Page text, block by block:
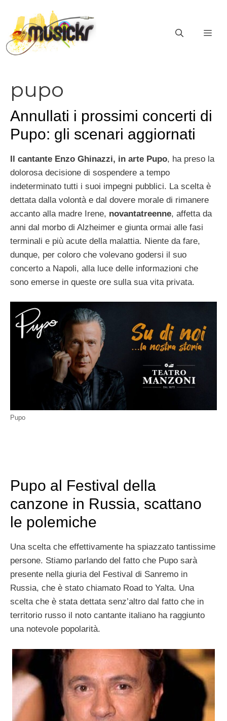
contenuto
pupo
Annullati i prossimi concerti di
Pupo: gli scenari aggiornati
Il cantante Enzo Ghinazzi, in arte Pupo, ha preso la
dolorosa decisione di sospendere a tempo
indeterminato tutti i suoi impegni pubblici. La scelta è
dettata dalla volontà e dal dovere morale di rimanere
accanto alla madre Irene, novantatreenne, affetta da
anni dal morbo di Alzheimer e giunta ormai alle fasi
terminali e più acute della malattia. Niente da fare,
dunque, per coloro che volevano godersi il suo
concerto a Napoli, alla luce delle informazioni che
sono emerse in queste ore sulla sua vita privata.
Pupo
Pupo al Festival della
canzone in Russia, scattano
le polemiche
Una scelta che effettivamente ha spiazzato tantissime
persone. Stiamo parlando del fatto che Pupo sarà
presente nella giuria del Festival di Sanremo in
Russia, che è stato chiamato Road to Yalta. Una
scelta che è stata dettata senz’altro dal fatto che in
territorio russo il noto cantante italiano ha raggiunto
una notevole popolarità.